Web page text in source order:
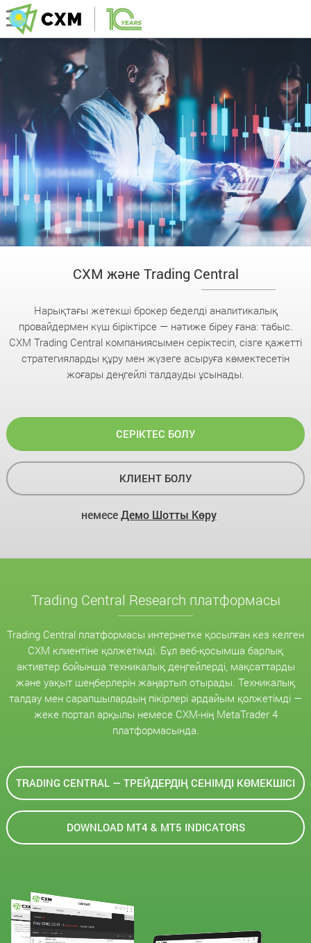
CXM және Trading Central
Нарықтағы жетекші брокер беделді аналитикалық
провайдермен күш біріктірсе — нәтиже біреу ғана: табыс.
CXM Trading Central компаниясымен серіктесіп, сізге қажетті
стратегияларды құру мен жүзеге асыруға көмектесетін
жоғары деңгейлі талдауды ұсынады.
СЕРІКТЕС БОЛУ
КЛИЕНТ БОЛУ
немесеДемо Шотты Көру
Trading Central Research платформасы
Trading Central платформасы интернетке қосылған кез келген
CXM клиентіне қолжетімді. Бұл веб-қосымша барлық
активтер бойынша техникалық деңгейлерді, мақсаттарды
және уақыт шеңберлерін жаңартып отырады. Техникалық
талдау мен сарапшылардың пікірлері әрдайым қолжетімді —
жеке портал арқылы немесе CXM-нің MetaTrader 4
платформасында.
TRADING CENTRAL — ТРЕЙДЕРДІҢ СЕНІМДІ КӨМЕКШІСІ
DOWNLOAD MT4 & MT5 INDICATORS